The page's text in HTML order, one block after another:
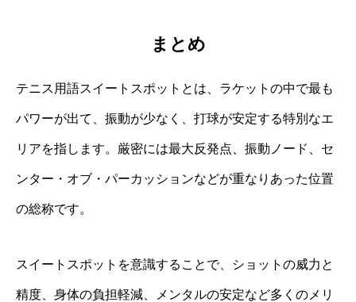
まとめ
テニス用語スイートスポットとは、ラケットの中で最も
パワーが出て、振動が少なく、打球が安定する特別なエ
リアを指します。厳密には最大反発点、振動ノード、セ
ンター・オブ・パーカッションなどが重なりあった位置
の総称です。
スイートスポットを意識することで、ショットの威力と
精度、身体の負担軽減、メンタルの安定など多くのメリ